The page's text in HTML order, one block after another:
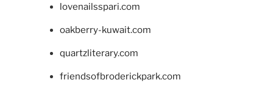
lovenailsspari.com
oakberry-kuwait.com
quartzliterary.com
friendsofbroderickpark.com